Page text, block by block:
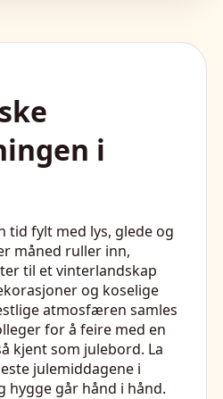
i
tid fylt med lys, glede og
måned ruller inn,
til et vinterlandskap
og koselige
atmosfæren samles
for å feire med en
kjent som julebord. La
julemiddagene i
hygge går hånd i hånd.